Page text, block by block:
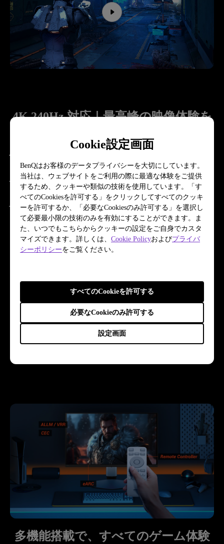
Cookie設定画面
BenQはお客様のデータプライバシーを大切にしています。
当社は、ウェブサイトをご利用の際に最適な体験をご提供
するため、クッキーや類似の技術を使用しています。「す
べてのCookiesを許可する」をクリックしてすべてのクッキ
ーを許可するか、「必要なCookiesのみ許可する」を選択し
て必要最小限の技術のみを有効にすることができます。ま
た、いつでもこちらからクッキーの設定をご自身でカスタ
マイズできます。詳しくは、 Cookie Policyおよびプライバ
シーポリシーをご覧ください。
設定画面
必要なCookieのみ許可する
すべてのCookieを許可する
4K 240Hz 対応｜最高峰の映像体験を
4K解像度と240Hz高リフレッシュレートにより、こ
れまでにない精細かつ滑らかな映像を提供。
モーションブラーの軽減や入力遅延の低減により、
FPSやレースゲームなど競技性の高いゲームにおい
ても、圧倒的な没入感と操作レスポンスを体感でき
ます。
多機能搭載で、すべてのゲーム体験